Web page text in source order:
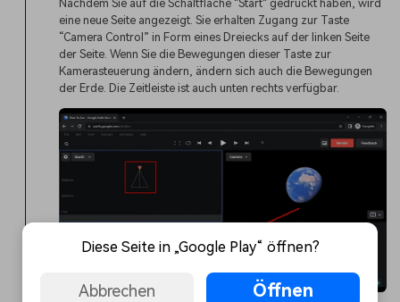
Nachdem Sie auf die Schaltfläche "Start" gedrückt haben, wird
eine neue Seite angezeigt. Sie erhalten Zugang zur Taste
“Camera Control” in Form eines Dreiecks auf der linken Seite
der Seite. Wenn Sie die Bewegungen dieser Taste zur
Kamerasteuerung ändern, ändern sich auch die Bewegungen
der Erde. Die Zeitleiste ist auch unten rechts verfügbar.
Diese Seite in „Google Play“ öffnen?
Abbrechen Öffnen